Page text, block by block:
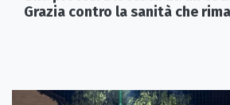
Grazia contro la sanità che